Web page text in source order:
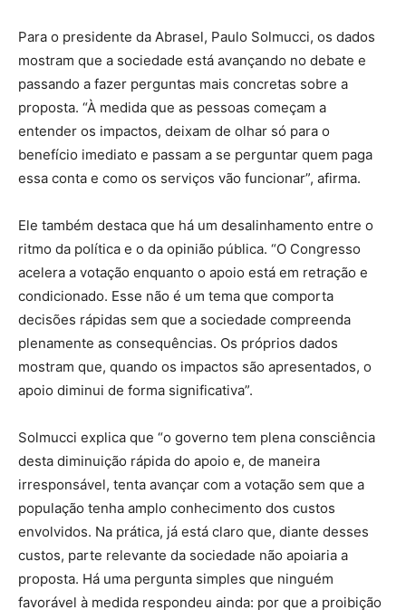
Para o presidente da Abrasel, Paulo Solmucci, os dados
mostram que a sociedade está avançando no debate e
passando a fazer perguntas mais concretas sobre a
proposta. “À medida que as pessoas começam a
entender os impactos, deixam de olhar só para o
benefício imediato e passam a se perguntar quem paga
essa conta e como os serviços vão funcionar”, afirma.
Ele também destaca que há um desalinhamento entre o
ritmo da política e o da opinião pública. “O Congresso
acelera a votação enquanto o apoio está em retração e
condicionado. Esse não é um tema que comporta
decisões rápidas sem que a sociedade compreenda
plenamente as consequências. Os próprios dados
mostram que, quando os impactos são apresentados, o
apoio diminui de forma significativa”.
Solmucci explica que “o governo tem plena consciência
desta diminuição rápida do apoio e, de maneira
irresponsável, tenta avançar com a votação sem que a
população tenha amplo conhecimento dos custos
envolvidos. Na prática, já está claro que, diante desses
custos, parte relevante da sociedade não apoiaria a
proposta. Há uma pergunta simples que ninguém
favorável à medida respondeu ainda: por que a proibição